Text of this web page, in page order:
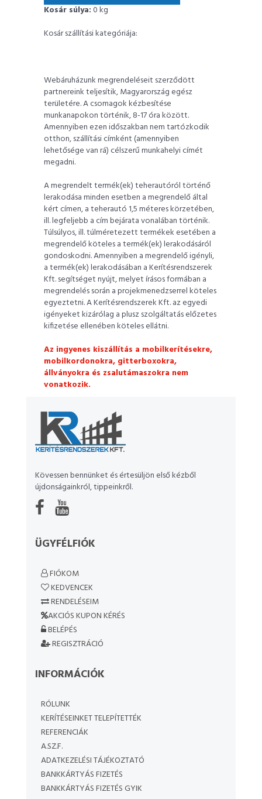
Kosár súlya:0 kg
Kosár szállítási kategóriája:
Webáruházunk megrendeléseit szerződött
partnereink teljesítik, Magyarország egész
területére. A csomagok kézbesítése
munkanapokon történik, 8-17 óra között.
Amennyiben ezen időszakban nem tartózkodik
otthon, szállítási címként (amennyiben
lehetősége van rá) célszerű munkahelyi címét
megadni.
A megrendelt termék(ek) teherautóról történő
lerakodása minden esetben a megrendelő által
kért címen, a teherautó 1,5 méteres körzetében,
ill. legfeljebb a cím bejárata vonalában történik.
Túlsúlyos, ill. túlméretezett termékek esetében a
megrendelő köteles a termék(ek) lerakodásáról
gondoskodni. Amennyiben a megrendelő igényli,
a termék(ek) lerakodásában a Kerítésrendszerek
Kft. segítséget nyújt, melyet írásos formában a
megrendelés során a projekmenedzserrel köteles
egyeztetni. A Kerítésrendszerek Kft. az egyedi
igényeket kizárólag a plusz szolgáltatás előzetes
kifizetése ellenében köteles ellátni.
Az ingyenes kiszállítás a mobilkerítésekre,
mobilkordonokra, gitterboxokra,
állványokra és zsalutámaszokra nem
vonatkozik.
Kövessen bennünket és értesüljön első kézből
újdonságainkról, tippeinkről.
ÜGYFÉLFIÓK
FIÓKOM
KEDVENCEK
RENDELÉSEIM
AKCIÓS KUPON KÉRÉS
BELÉPÉS
REGISZTRÁCIÓ
INFORMÁCIÓK
RÓLUNK
KERÍTÉSEINKET TELEPÍTETTÉK
REFERENCIÁK
A.SZ.F.
ADATKEZELÉSI TÁJÉKOZTATÓ
BANKKÁRTYÁS FIZETÉS
BANKKÁRTYÁS FIZETÉS GYIK